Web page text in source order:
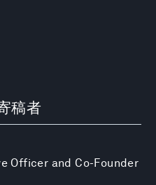
稿者
Officer and Co-Founder